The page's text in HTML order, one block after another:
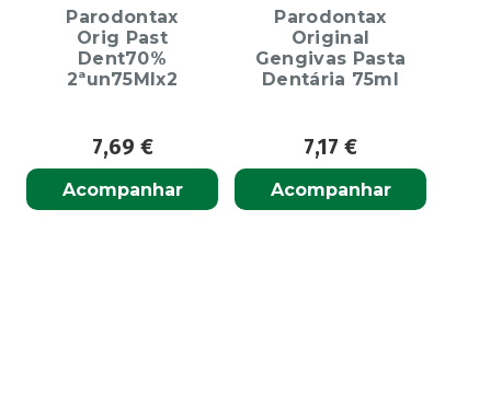
Parodontax
Orig Past
Dent70%
2ªun75Mlx2
7,69 €
Acompanhar
Parodontax
Original
Gengivas Pasta
Dentária 75ml
7,17 €
Acompanhar